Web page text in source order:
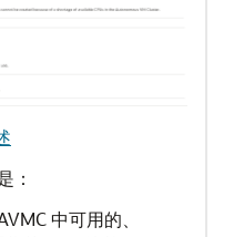
：
中可用的、